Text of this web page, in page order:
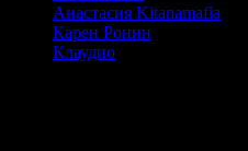
Анастасия Kitanamafia
Карен Ронин
Клаудио